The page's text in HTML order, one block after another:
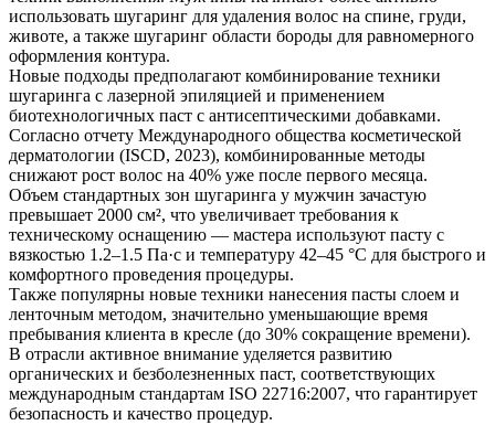
использовать шугаринг для удаления волос на спине, груди,
животе, а также шугаринг области бороды для равномерного
оформления контура.
Новые подходы предполагают комбинирование техники
шугаринга с лазерной эпиляцией и применением
биотехнологичных паст с антисептическими добавками.
Согласно отчету Международного общества косметической
дерматологии (ISCD, 2023), комбинированные методы
снижают рост волос на 40% уже после первого месяца.
Объем стандартных зон шугаринга у мужчин зачастую
превышает 2000 см², что увеличивает требования к
техническому оснащению — мастера используют пасту с
вязкостью 1.2–1.5 Па·с и температуру 42–45 °C для быстрого и
комфортного проведения процедуры.
Также популярны новые техники нанесения пасты слоем и
ленточным методом, значительно уменьшающие время
пребывания клиента в кресле (до 30% сокращение времени).
В отрасли активное внимание уделяется развитию
органических и безболезненных паст, соответствующих
международным стандартам ISO 22716:2007, что гарантирует
безопасность и качество процедур.